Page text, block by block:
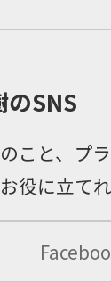
のSNS
こと、プ
役に立て